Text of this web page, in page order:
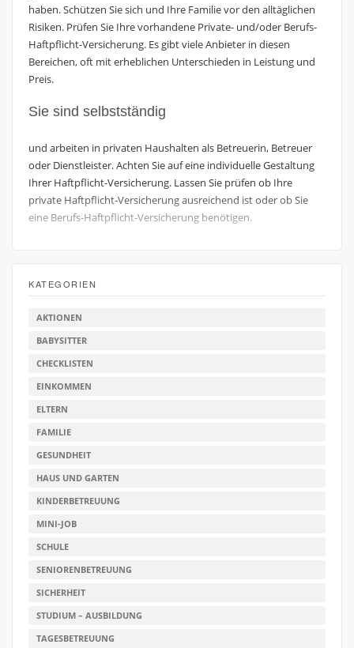
haben. Schützen Sie sich und Ihre Familie vor den alltäglichen
Risiken. Prüfen Sie Ihre vorhandene Private- und/oder Berufs-
Haftpflicht-Versicherung. Es gibt viele Anbieter in diesen
Bereichen, oft mit erheblichen Unterschieden in Leistung und
Preis.
Sie sind selbstständig
und arbeiten in privaten Haushalten als Betreuerin, Betreuer
oder Dienstleister. Achten Sie auf eine individuelle Gestaltung
Ihrer Haftpflicht-Versicherung. Lassen Sie prüfen ob Ihre
private Haftpflicht-Versicherung ausreichend ist oder ob Sie
eine Berufs-Haftpflicht-Versicherung benötigen.
KATEGORIEN
AKTIONEN
BABYSITTER
CHECKLISTEN
EINKOMMEN
ELTERN
FAMILIE
GESUNDHEIT
HAUS UND GARTEN
KINDERBETREUUNG
MINI-JOB
SCHULE
SENIORENBETREUUNG
SICHERHEIT
STUDIUM – AUSBILDUNG
TAGESBETREUUNG